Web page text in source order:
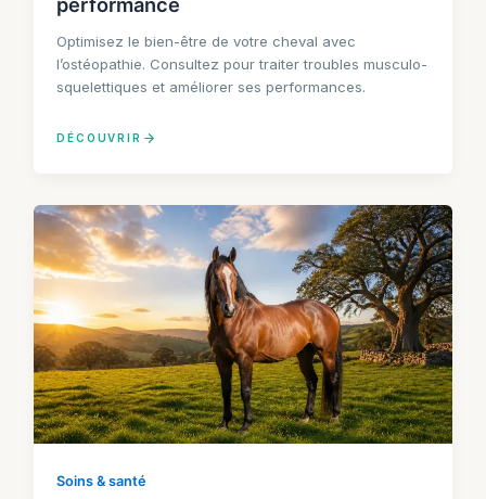
Optimisez le bien-être de votre cheval avec
l’ostéopathie. Consultez pour traiter troubles musculo-
squelettiques et améliorer ses performances.
DÉCOUVRIR
Soins & santé